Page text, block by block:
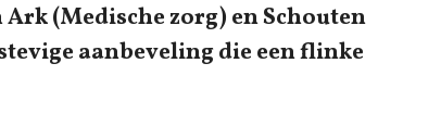
(Medische zorg) en Schouten
aanbeveling die een flinke